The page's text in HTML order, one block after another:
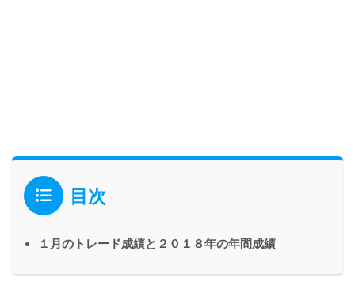
目次
１月のトレード成績と２０１８年の年間成績